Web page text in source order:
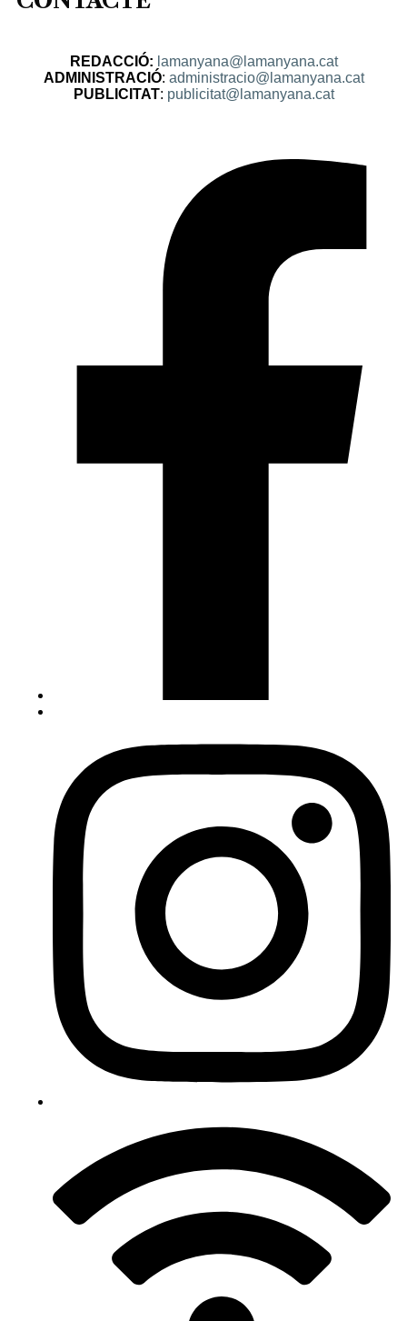
REDACCIÓ: lamanyana@lamanyana.cat
ADMINISTRACIÓ: administracio@lamanyana.cat
PUBLICITAT: publicitat@lamanyana.cat